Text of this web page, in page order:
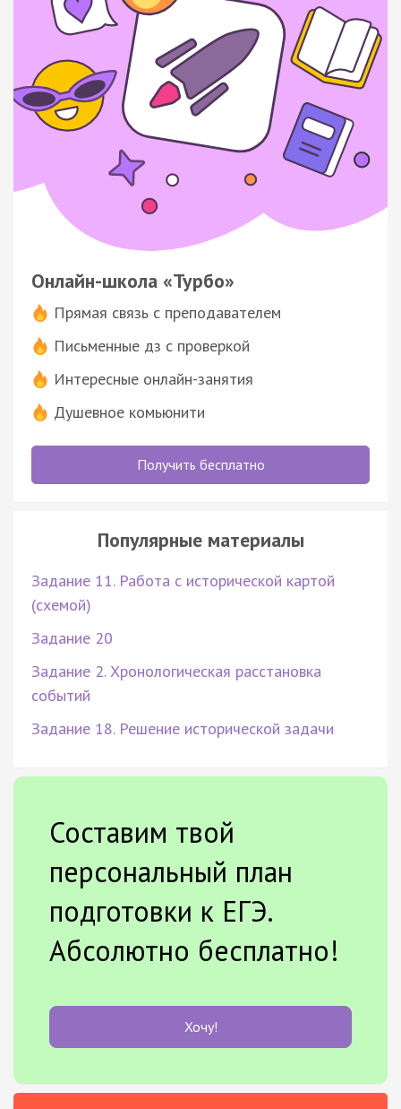
Онлайн-школа «Турбо»
Прямая связь с преподавателем
Письменные дз с проверкой
Интересные онлайн-занятия
Душевное комьюнити
Получить бесплатно
Популярные материалы
Задание 11. Работа с исторической картой
(схемой)
Задание 20
Задание 2. Хронологическая расстановка
событий
Задание 18. Решение исторической задачи
Составим твой
персональный план
подготовки к ЕГЭ.
Абсолютно бесплатно!
Хочу!